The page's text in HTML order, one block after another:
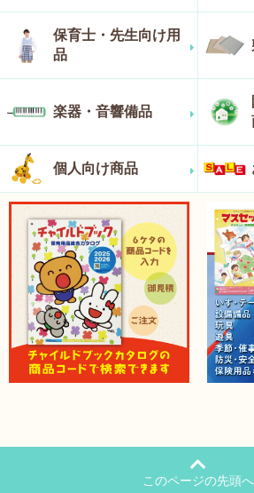
保育士・先生向け用
品
楽器・音響備品
個人向け商品
このページの先頭へ